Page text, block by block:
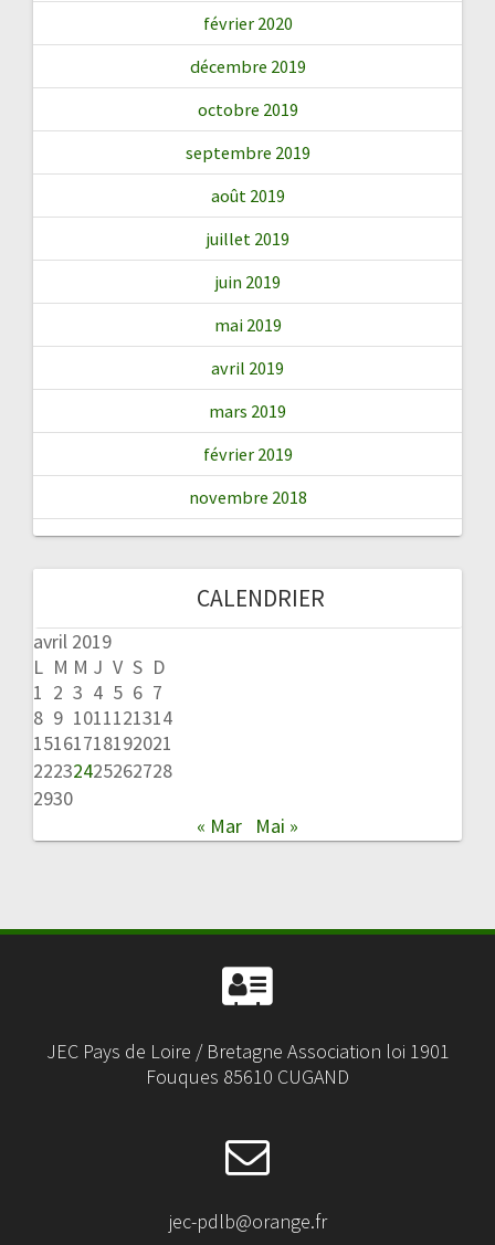
février 2020
décembre 2019
octobre 2019
septembre 2019
août 2019
juillet 2019
juin 2019
mai 2019
avril 2019
mars 2019
février 2019
novembre 2018
CALENDRIER
avril 2019
L M M J V S D
1 2 3 4 5 6 7
8 9 1011121314
15161718192021
22232425262728
2930
« Mar
Mai »
JEC Pays de Loire / Bretagne Association loi 1901
Fouques 85610 CUGAND
jec-pdlb@orange.fr